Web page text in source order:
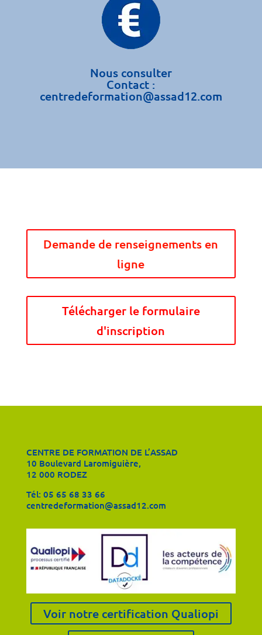
Nous consulter
Contact :
centredeformation@assad12.com
Demande de renseignements en
ligne
Télécharger le formulaire
d'inscription
CENTRE DE FORMATION DE L’ASSAD
10 Boulevard Laromiguière,
12 000 RODEZ
Tél: 05 65 68 33 66
centredeformation@assad12.com
Voir notre certification Qualiopi